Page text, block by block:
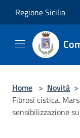
Regione Sicilia
Home > Novità >
Fibrosi cistica.
sensibilizzazione